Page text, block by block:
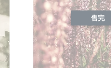
售完